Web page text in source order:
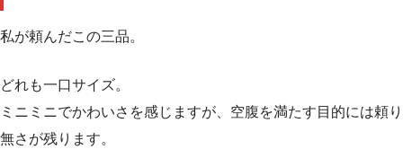
私が頼んだこの三品。
どれも一口サイズ。
ミニミニでかわいさを感じますが、空腹を満たす目的には頼り
無さが残ります。